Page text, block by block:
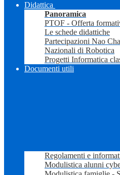
Didattica
Panoramica
PTOF - Offerta
Le schede didattiche
Partecipazioni Nao
Nazionali di Robotica
Progetti Informatica
Documenti utili
Regolamenti e
Modulistica alunni